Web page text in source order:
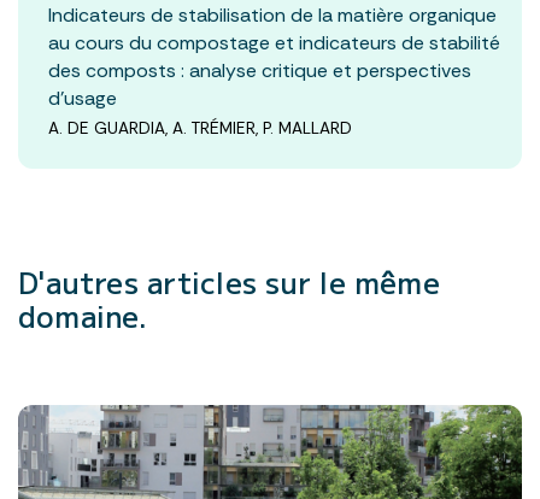
Indicateurs de stabilisation de la matière organique
au cours du compostage et indicateurs de stabilité
des composts : analyse critique et perspectives
d’usage
A. DE GUARDIA, A. TRÉMIER, P. MALLARD
D'autres articles sur le même
domaine.